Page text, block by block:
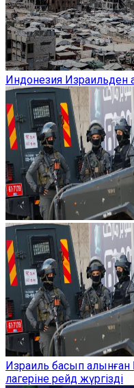
Индонезия Израильден
Израиль басып
лагеріне рейд жүргізді